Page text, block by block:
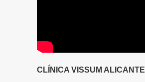
CLÍNICA VISSUM ALICANTE